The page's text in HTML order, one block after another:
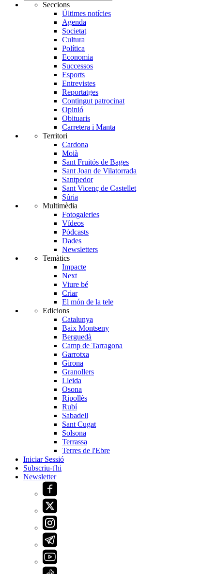
Seccions
Últimes notícies
Agenda
Societat
Cultura
Política
Economia
Successos
Esports
Entrevistes
Reportatges
Contingut patrocinat
Opinió
Obituaris
Carretera i Manta
Territori
Cardona
Moià
Sant Fruitós de Bages
Sant Joan de Vilatorrada
Santpedor
Sant Vicenç de Castellet
Súria
Multimèdia
Fotogaleries
Vídeos
Pòdcasts
Dades
Newsletters
Temàtics
Impacte
Next
Viure bé
Criar
El món de la tele
Edicions
Catalunya
Baix Montseny
Berguedà
Camp de Tarragona
Garrotxa
Girona
Granollers
Lleida
Osona
Ripollès
Rubí
Sabadell
Sant Cugat
Solsona
Terrassa
Terres de l'Ebre
Iniciar Sessió
Subscriu-t'hi
Newsletter